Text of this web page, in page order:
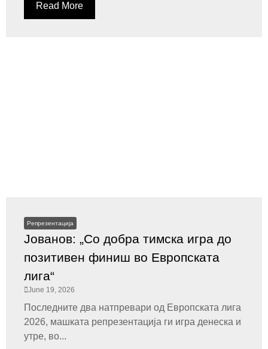
Read More
Репрезентација
Јованов: „Со добра тимска игра до
позитивен финиш во Европската
лига“
June 19, 2026
Последните два натпревари од Европската лига
2026, машката репрезентација ги игра денеска и
утре, во...